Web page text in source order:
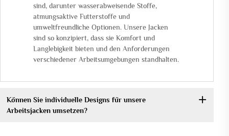
sind, darunter wasserabweisende Stoffe,
atmungsaktive Futterstoffe und
umweltfreundliche Optionen. Unsere Jacken
sind so konzipiert, dass sie Komfort und
Langlebigkeit bieten und den Anforderungen
verschiedener Arbeitsumgebungen standhalten.
Können Sie individuelle Designs für unsere
Arbeitsjacken umsetzen?